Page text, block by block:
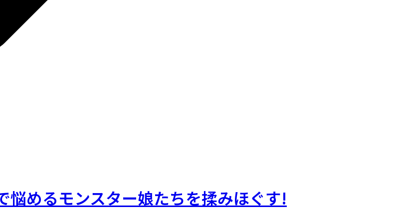
悩めるモンスター娘たちを揉みほぐす!